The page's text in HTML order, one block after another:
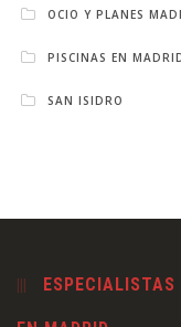
OCIO Y PLANES
PISCINAS EN
SAN ISIDRO
ESPECIALISTAS